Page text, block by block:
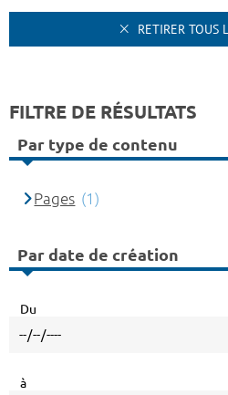
RETIRER TOUS
FILTRE DE RÉSULTATS
Par type de contenu
Pages (1)
Par date de création
Du
à